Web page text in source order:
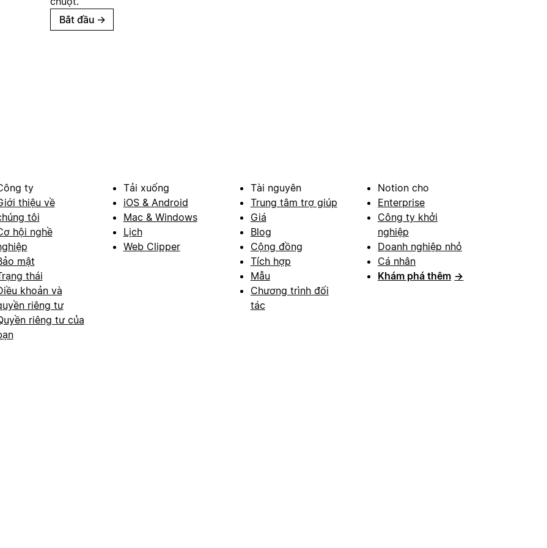
Bắt đầu →
ty
thiệu về
tôi
hội nghề
mật
thái
khoản và
riêng tư
riêng tư của
Tải xuống
iOS & Android
Mac & Windows
Lịch
Web Clipper
Tài nguyên
Trung tâm trợ giúp
Giá
Blog
Cộng đồng
Tích hợp
Mẫu
Chương trình đối
tác
Notion cho
Enterprise
Công ty khởi
nghiệp
Doanh nghiệp nhỏ
Cá nhân
Khám phá thêm →